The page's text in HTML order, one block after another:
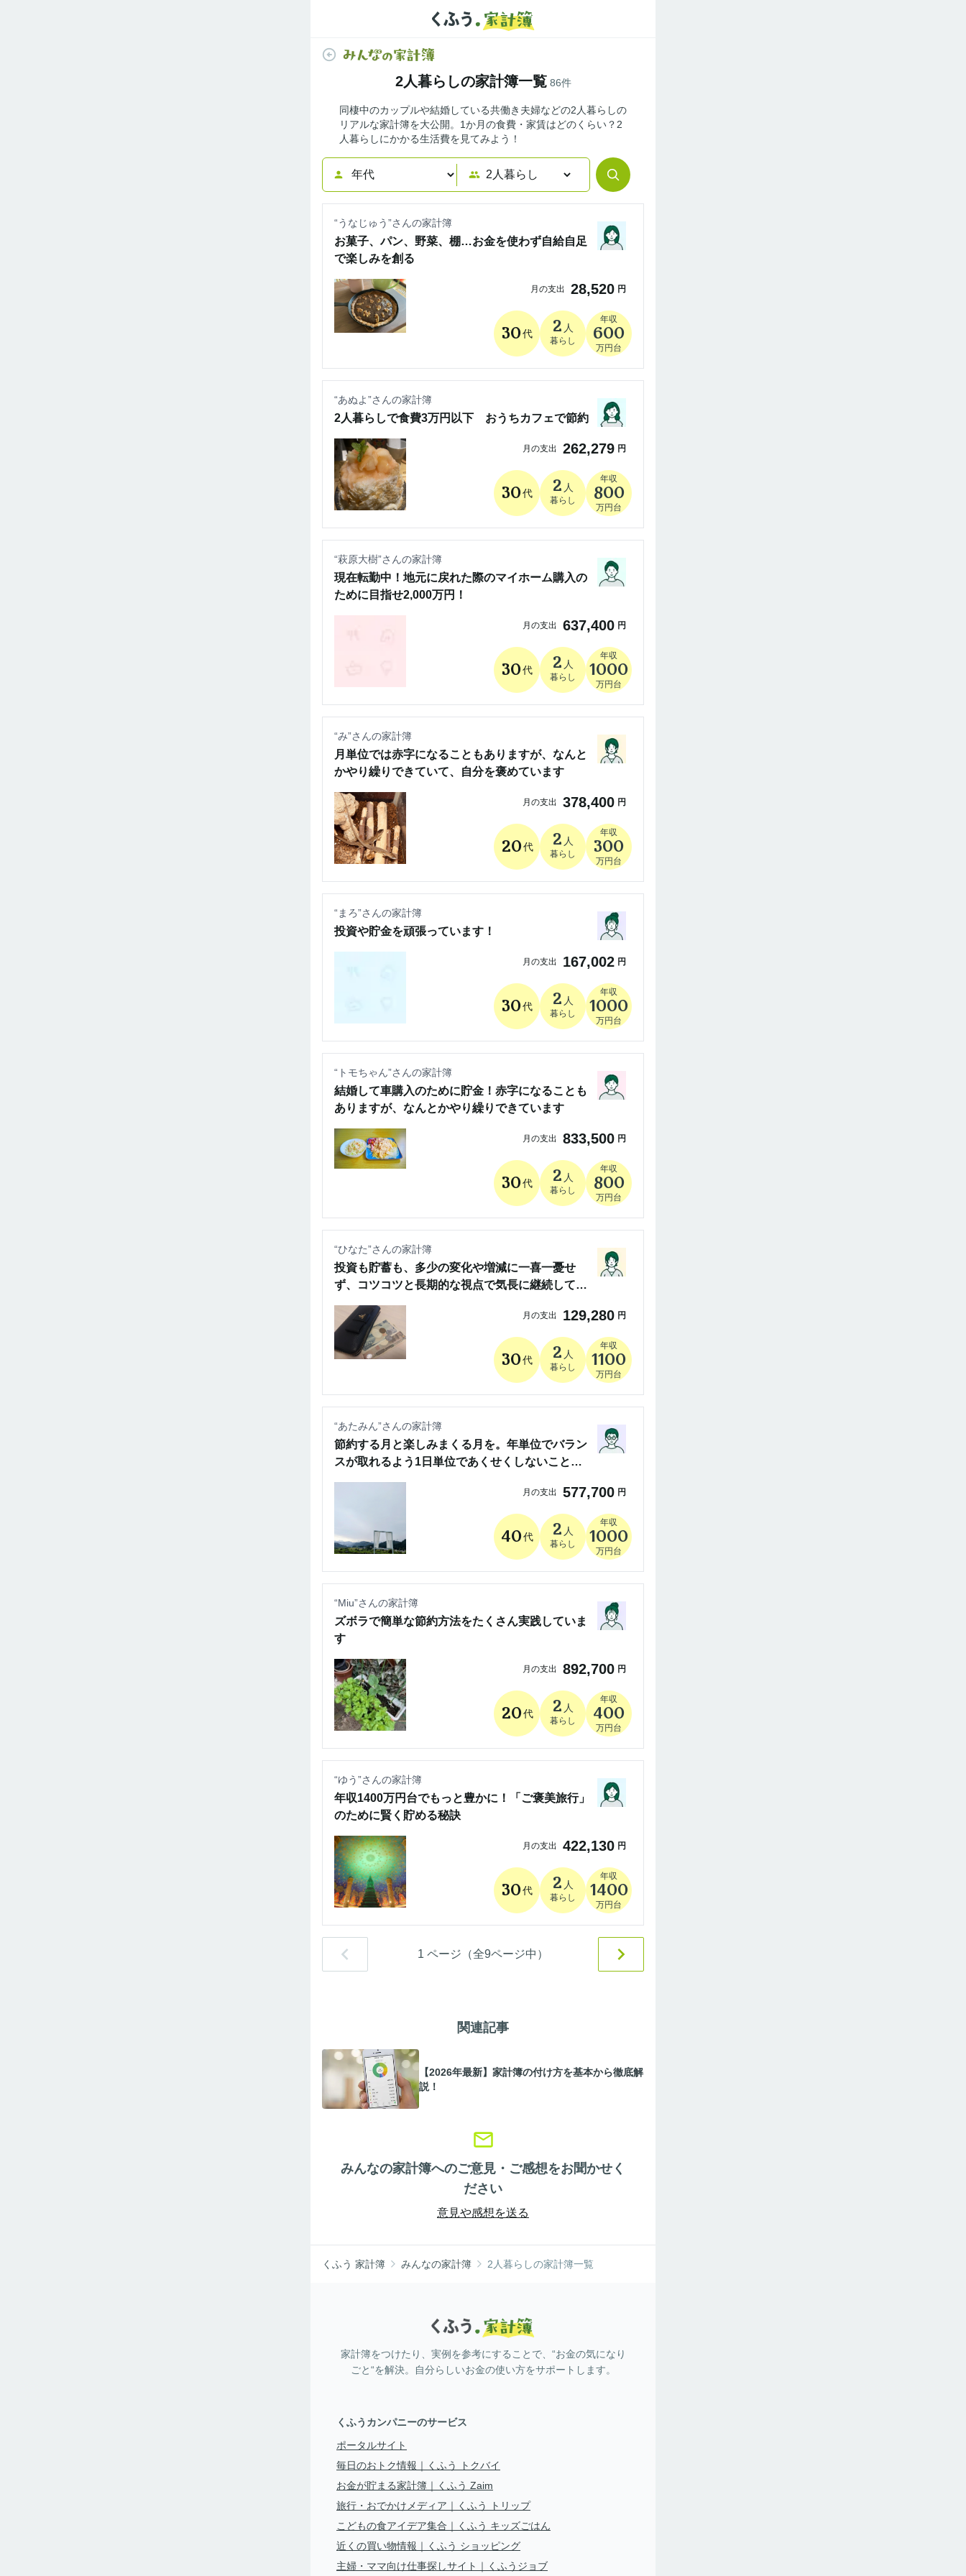
2人暮らしの家計簿一覧 86件
同棲中のカップルや結婚している共働き夫婦などの2人暮らしの
リアルな家計簿を大公開。1か月の食費・家賃はどのくらい？2
人暮らしにかかる生活費を見てみよう！
“うなじゅう”さんの家計簿
お菓子、パン、野菜、棚…お金を使わず自給自足
で楽しみを創る
月の支出 28,520 円
30代 2 人
暮らし
年収
600
万円台
“あぬよ”さんの家計簿
2人暮らしで食費3万円以下 おうちカフェで節約
月の支出 262,279 円
30代 2 人
暮らし
年収
800
万円台
“萩原大樹”さんの家計簿
現在転勤中！地元に戻れた際のマイホーム購入の
ために目指せ2,000万円！
月の支出 637,400 円
30代 2 人
暮らし
年収
1000
万円台
“み”さんの家計簿
月単位では赤字になることもありますが、なんと
かやり繰りできていて、自分を褒めています
月の支出 378,400 円
20代 2 人
暮らし
年収
300
万円台
“まろ”さんの家計簿
投資や貯金を頑張っています！
月の支出 167,002 円
30代 2 人
暮らし
年収
1000
万円台
“ トモちゃん”さんの家計簿
結婚して車購入のために貯金！赤字になることも
ありますが、なんとかやり繰りできています
月の支出 833,500 円
30代 2 人
暮らし
年収
800
万円台
“ひなた”さんの家計簿
投資も貯蓄も、多少の変化や増減に一喜一憂せ
ず、コツコツと長期的な視点で気長に継続してい
月の支出 129,280 円
30代 2 人
暮らし
年収
1100
万円台
“あたみん”さんの家計簿
節約する月と楽しみまくる月を。年単位でバラン
スが取れるよう1日単位であくせくしないことが
月の支出 577,700 円
40代 2 人
暮らし
年収
1000
万円台
“Miu”さんの家計簿
ズボラで簡単な節約方法をたくさん実践していま
す
月の支出 892,700 円
20代 2 人
暮らし
年収
400
万円台
“ゆう”さんの家計簿
年収1400万円台でもっと豊かに！「ご褒美旅行」
のために賢く貯める秘訣
月の支出 422,130 円
30代 2 人
暮らし
年収
1400
万円台
1 ページ（全9ページ中）
関連記事
【2026年最新】家計簿の付け方を基本から徹底解
説！
みんなの家計簿へのご意見・ご感想をお聞かせく
ださい
意見や感想を送る
くふう 家計簿 みんなの家計簿 2人暮らしの家計簿一覧
家計簿をつけたり、実例を参考にすることで、“お金の気になり
ごと“を解決。自分らしいお金の使い方をサポートします。
くふうカンパニーのサービス
ポータルサイト
毎日のおトク情報｜くふう トクバイ
お金が貯まる家計簿｜くふう Zaim
旅行・おでかけメディア｜くふう トリップ
こどもの食アイデア集合｜くふう キッズごはん
近くの買い物情報｜くふう ショッピング
主婦・ママ向け仕事探しサイト｜くふうジョブ